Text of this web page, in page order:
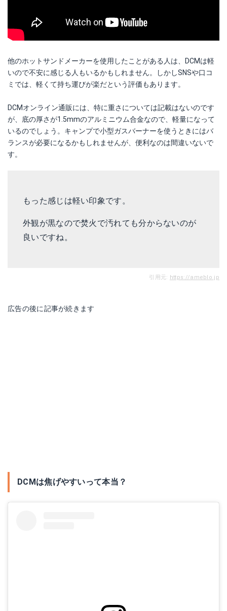
他のホットサンドメーカーを使用したことがある人は、DCMは軽
いので不安に感じる人もいるかもしれません。しかしSNSや口コ
ミでは、軽くて持ち運びが楽だという評価もあります。
DCMオンライン通販には、特に重さについては記載はないのです
が、底の厚さが1.5mmのアルミニウム合金なので、軽量になって
いるのでしょう。キャンプで小型ガスバーナーを使うときにはバ
ランスが必要になるかもしれませんが、便利なのは間違いないで
す。
もった感じは軽い印象です。
外観が黒なので焚火で汚れても分からないのが
良いですね。
引用元: https://ameblo.jp
広告の後に記事が続きます
DCMは焦げやすいって本当？